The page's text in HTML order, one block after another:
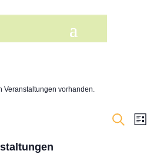
Veranstaltungen vorhanden.
Liste